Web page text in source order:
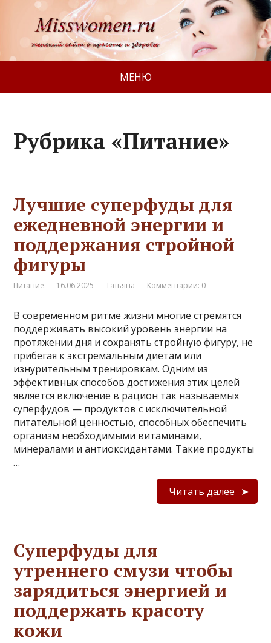
МЕНЮ
Рубрика «Питание»
Лучшие суперфуды для
ежедневной энергии и
поддержания стройной
фигуры
Питание 16.06.2025 Татьяна Комментарии: 0
В современном ритме жизни многие стремятся
поддерживать высокий уровень энергии на
протяжении дня и сохранять стройную фигуру, не
прибегая к экстремальным диетам или
изнурительным тренировкам. Одним из
эффективных способов достижения этих целей
является включение в рацион так называемых
суперфудов — продуктов с исключительной
питательной ценностью, способных обеспечить
организм необходимыми витаминами,
минералами и антиоксидантами. Такие продукты
…
Читать далее
Суперфуды для
утреннего смузи чтобы
зарядиться энергией и
поддержать красоту
кожи